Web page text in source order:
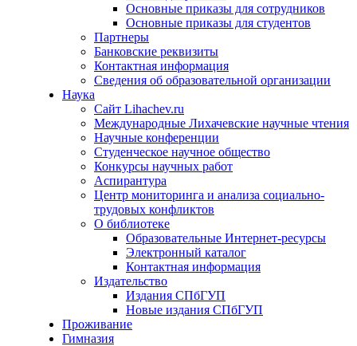
Основные приказы для сотрудников
Основные приказы для студентов
Партнеры
Банковские реквизиты
Контактная информация
Сведения об образовательной организации
Наука
Сайт Lihachev.ru
Международные Лихачевские научные чтения
Научные конференции
Студенческое научное общество
Конкурсы научных работ
Аспирантура
Центр мониторинга и анализа социально-
трудовых конфликтов
О библиотеке
Образовательные Интернет-ресурсы
Электронный каталог
Контактная информация
Издательство
Издания СПбГУП
Новые издания СПбГУП
Проживание
Гимназия